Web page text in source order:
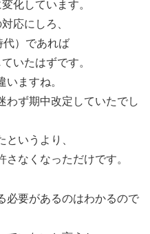
化しています。
応にしろ、
代）であれば
いたはずです。
ますね。
わず期中改定していたでし
いうより、
なくなっただけです。
必要があるのはわかるので